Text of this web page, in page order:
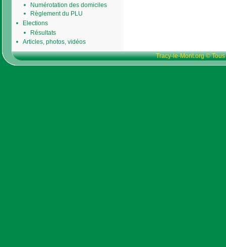
Numérotation des domiciles
Règlement du PLU
Elections
Résultats
Articles, photos, vidéos
Tracy-le-Mont.org ©